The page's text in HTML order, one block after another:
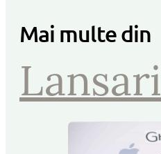
Mai multe din
Lansari